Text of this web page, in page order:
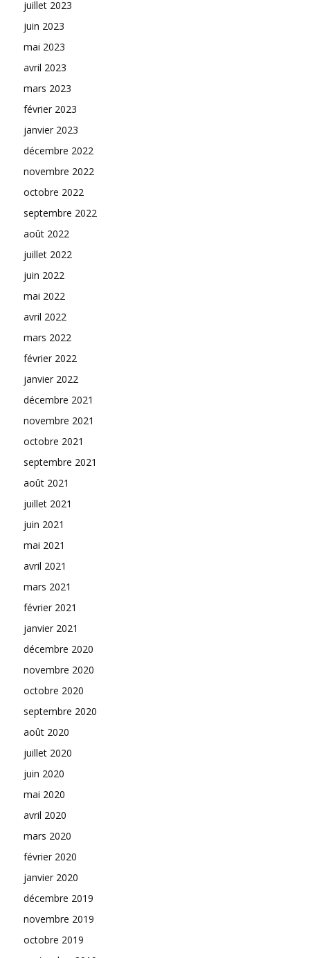
juillet 2023
juin 2023
mai 2023
avril 2023
mars 2023
février 2023
janvier 2023
décembre 2022
novembre 2022
octobre 2022
septembre 2022
août 2022
juillet 2022
juin 2022
mai 2022
avril 2022
mars 2022
février 2022
janvier 2022
décembre 2021
novembre 2021
octobre 2021
septembre 2021
août 2021
juillet 2021
juin 2021
mai 2021
avril 2021
mars 2021
février 2021
janvier 2021
décembre 2020
novembre 2020
octobre 2020
septembre 2020
août 2020
juillet 2020
juin 2020
mai 2020
avril 2020
mars 2020
février 2020
janvier 2020
décembre 2019
novembre 2019
octobre 2019